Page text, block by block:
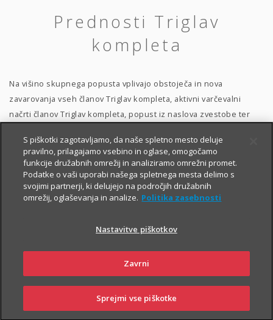
POSLOVALNICE
Prednosti Triglav
kompleta
Na višino skupnega popusta vplivajo obstoječa in nova
zavarovanja vseh članov Triglav kompleta, aktivni varčevalni
načrti članov Triglav kompleta, popust iz naslova zvestobe ter
kompleta.Višina skupnega popusta se spreminjain se
ugotavlja vsakič, ko kateri od članov sklepa zavarovanje. Sicer
pa velja:
več zavarovanjin varčevalnih načrtov prinašaveč skupnega
digitalno poslovanje
popusta boste deležni vsi člani
skupni Triglav kompletpopust se prizna tako pri obnovi kot
pri sklenitvi novih premoženjskih i zavarovanj
S piškotki zagotavljamo, da naše spletno mesto deluje
pravilno, prilagajamo vsebino in oglase, omogočamo
funkcije družabnih omrežij in analiziramo omrežni promet.
Podatke o vaši uporabi našega spletnega mesta delimo s
svojimi partnerji, ki delujejo na področjih družabnih
omrežij, oglaševanja in analize. Politika zasebnosti
Nastavitve piškotkov
Zavrni
Sprejmi vse piškotke